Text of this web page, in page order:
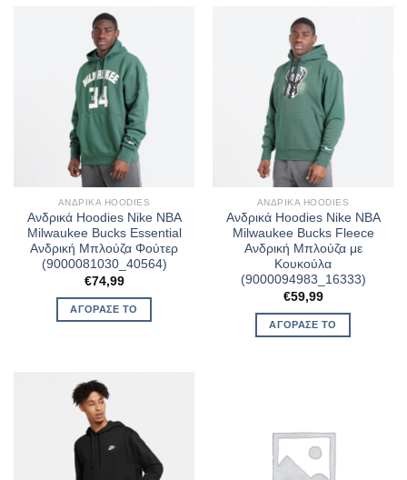
ΑΝΔΡΙΚΆ HOODIES
Ανδρικά Hoodies Nike NBA
Milwaukee Bucks Essential
Ανδρική Μπλούζα Φούτερ
(9000081030_40564)
€74,99
ΑΓΌΡΑΣΈ ΤΟ
ΑΝΔΡΙΚΆ HOODIES
Ανδρικά Hoodies Nike NBA
Milwaukee Bucks Fleece
Ανδρική Μπλούζα με
Κουκούλα
(9000094983_16333)
€59,99
ΑΓΌΡΑΣΈ ΤΟ